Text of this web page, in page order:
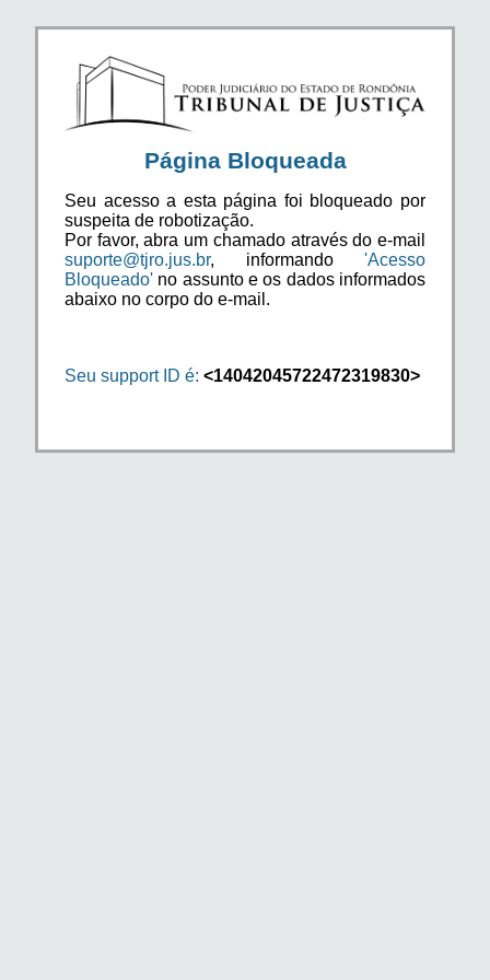
Página Bloqueada
Seu acesso a esta página foi bloqueado por
suspeita de robotização.
Por favor, abra um chamado através do e-mail
suporte@tjro.jus.br, informando 'Acesso
Bloqueado' no assunto e os dados informados
abaixo no corpo do e-mail.
Seu support ID é: <14042045722472319830>